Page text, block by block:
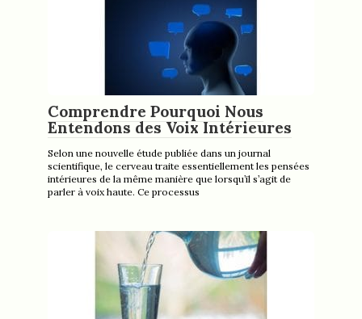
Comprendre Pourquoi Nous
Entendons des Voix Intérieures
Selon une nouvelle étude publiée dans un journal
scientifique, le cerveau traite essentiellement les pensées
intérieures de la même manière que lorsqu’il s’agit de
parler à voix haute. Ce processus